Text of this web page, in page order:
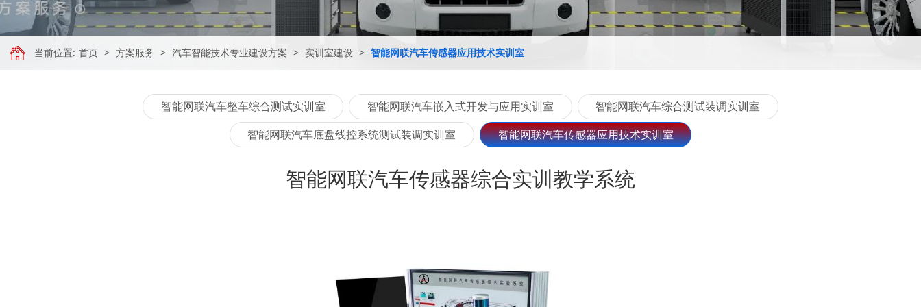
当前位置: 首页 > 方案服务 > 汽车智能技术专业建设方案 > 实训室建设 > 智能网联汽车传感器应用技术实训室
智能网联汽车整车综合测试实训室 智能网联汽车嵌入式开发与应用实训室
智能网联汽车综合测试装调实训室
智能网联汽车底盘线控系统测试装调实训室
智能网联汽车传感器应用技术实训室
智能网联汽车传感器综合实训教学系统